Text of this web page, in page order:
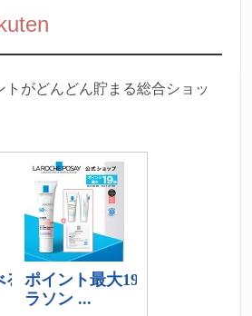
トがどんどん貯まる総合ショッ